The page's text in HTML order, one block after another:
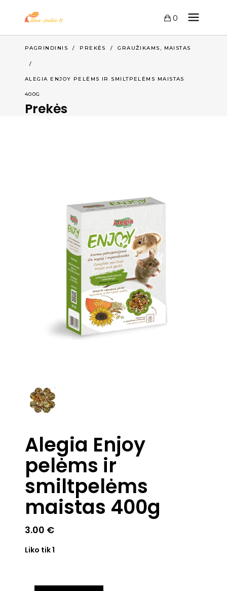
0
PAGRINDINIS / PREKĖS /GRAUŽIKAMS, MAISTAS
/
ALEGIA ENJOY PELĖMS IR SMILTPELĖMS MAISTAS
400G
Prekės
Alegia Enjoy
pelėms ir
smiltpelėms
maistas 400g
3.00 €
Liko tik 1